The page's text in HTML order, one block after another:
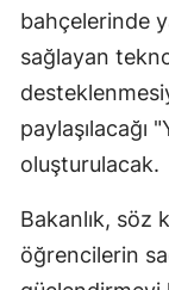
bahçelerinde
sağlayan
paylaşılacağı
oluşturulacak.
Bakanlık, söz
öğrencilerin